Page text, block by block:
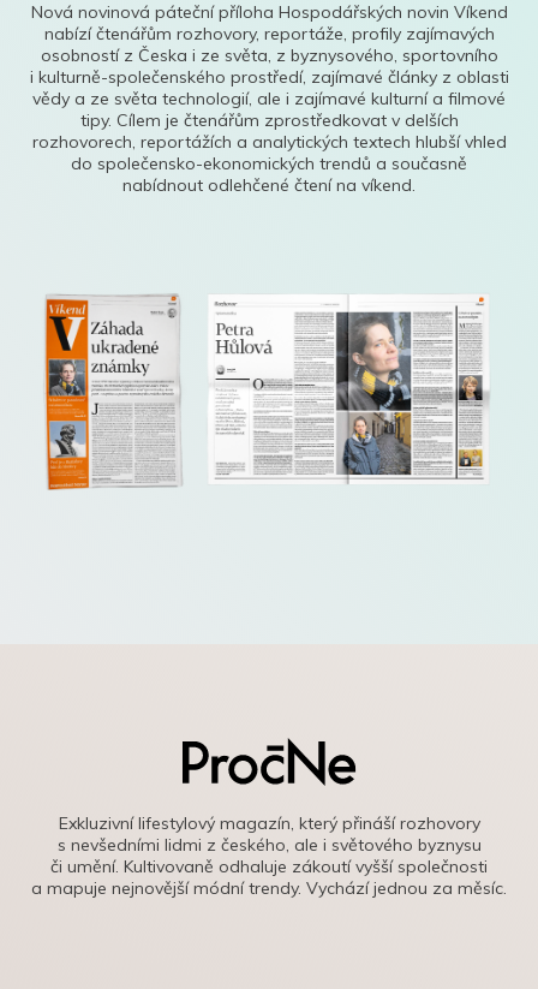
Nová novinová páteční příloha Hospodářských novin Víkend
nabízí čtenářům rozhovory, reportáže, profily zajímavých
osobností z Česka i ze světa, z byznysového, sportovního
i kulturně-společenského prostředí, zajímavé články z oblasti
vědy a ze světa technologií, ale i zajímavé kulturní a filmové
tipy. Cílem je čtenářům zprostředkovat v delších
rozhovorech, reportážích a analytických textech hlubší vhled
do společensko-ekonomických trendů a současně
nabídnout odlehčené čtení na víkend.
Exkluzivní lifestylový magazín, který přináší rozhovory
s nevšedními lidmi z českého, ale i světového byznysu
či umění. Kultivovaně odhaluje zákoutí vyšší společnosti
a mapuje nejnovější módní trendy. Vychází jednou za měsíc.